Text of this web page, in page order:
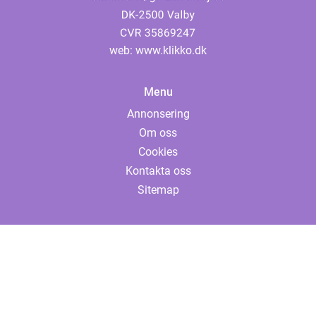
web: www.klikko.dk
Menu
Annonsering
Om oss
Cookies
Kontakta oss
Sitemap